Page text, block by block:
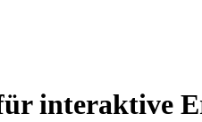
interaktive